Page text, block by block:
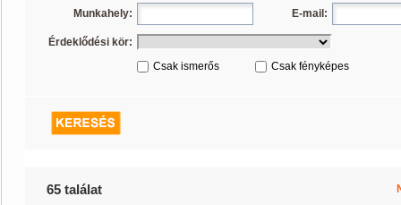
Munkahely: E-mail:
Érdeklődési kör:
Csak ismerős
Csak fényképes
65 találat